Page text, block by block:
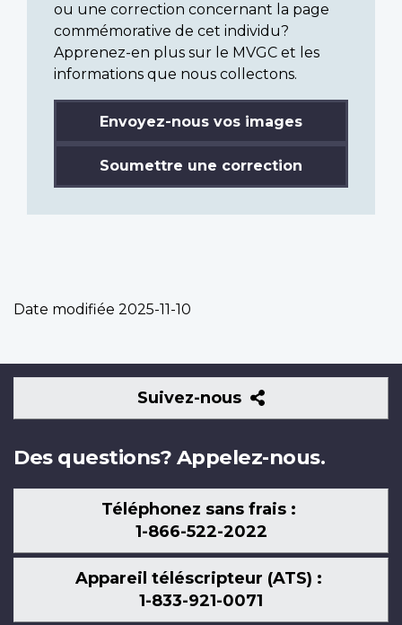
ou une correction concernant la page
commémorative de cet individu?
Apprenez-en plus sur le MVGC et les
informations que nous collectons.
Envoyez-nous vos images
Soumettre une correction
Date modifiée 2025-11-10
Suivez-nous
Suivez-
nous
Des questions? Appelez-nous.
Téléphonez sans frais :
1-866-522-2022
Appareil téléscripteur (ATS) :
1-833-921-0071